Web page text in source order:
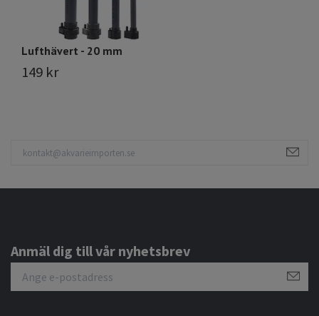
Lufthävert - 20 mm
149 kr
Anmäl dig till vår nyhetsbrev